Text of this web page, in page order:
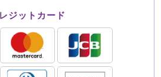
ジットカード